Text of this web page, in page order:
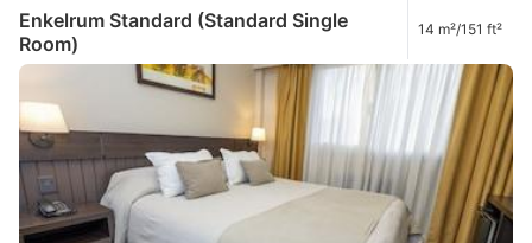
Enkelrum Standard (Standard Single
Room)
14 m²/151 ft²